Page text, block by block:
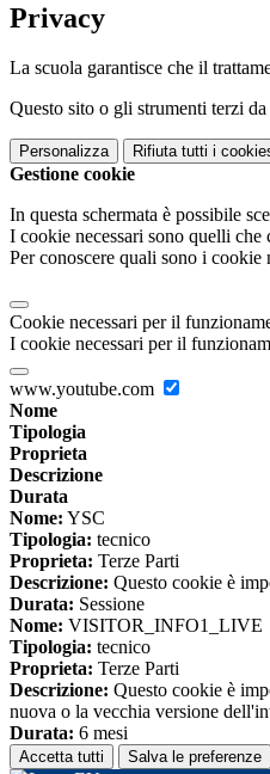
Privacy
La scuola garantisce che il
Questo sito o gli strumenti terzi
Personalizza Rifiuta tutti i
Gestione cookie
In questa schermata è possibile
I cookie necessari sono quelli
Per conoscere quali sono i cookie
Cookie necessari per il
I cookie necessari per il
www.youtube.com
Nome
Tipologia
Proprieta
Descrizione
Durata
Nome: YSC
Tipologia: tecnico
Proprieta: Terze Parti
Descrizione: Questo cookie è
Durata: Sessione
Nome: VISITOR_INFO1_LIVE
Tipologia: tecnico
Proprieta: Terze Parti
Descrizione: Questo cookie è
nuova o la vecchia versione
Durata: 6 mesi
Accetta tutti Salva le preferenze